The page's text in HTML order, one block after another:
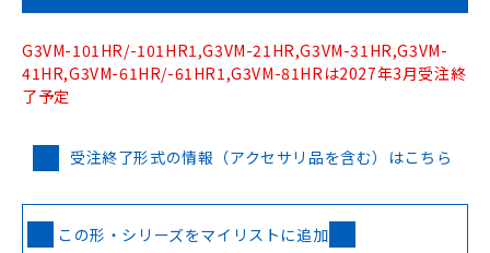
G3VM-101HR/-101HR1,G3VM-21HR,G3VM-31HR,G3VM-
41HR,G3VM-61HR/-61HR1,G3VM-81HRは2027年3月受注終
了予定
受注終了形式の情報（アクセサリ品を含む）はこちら
この形・シリーズをマイリストに追加